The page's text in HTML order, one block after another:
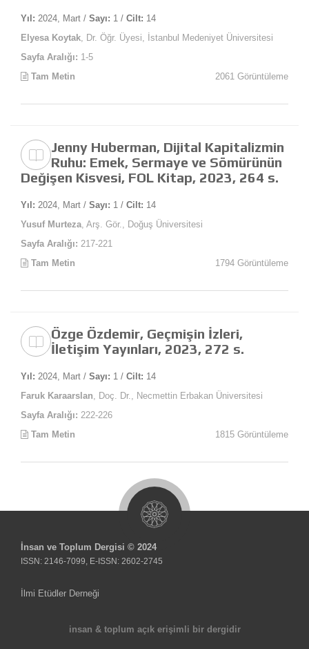
Yıl: 2024, Mart / Sayı: 1 / Cilt: 14
Elyesa Koytak, Dr. Öğr. Üyesi, İstanbul Medeniyet Üniversitesi
Sayfa Aralığı: 1-5
Tam Metin
2061 Görüntüleme
Jenny Huberman, Dijital Kapitalizmin
Ruhu: Emek, Sermaye ve Sömürünün
Değişen Kisvesi, FOL Kitap, 2023, 264 s.
Yıl: 2024, Mart / Sayı: 1 / Cilt: 14
Yusuf Murteza, Arş. Gör., Doğuş Üniversitesi
Sayfa Aralığı: 217-221
Tam Metin
1794 Görüntüleme
Özge Özdemir, Geçmişin İzleri,
İletişim Yayınları, 2023, 272 s.
Yıl: 2024, Mart / Sayı: 1 / Cilt: 14
Faruk Karaarslan, Doç. Dr., Necmettin Erbakan Üniversitesi
Sayfa Aralığı: 222-226
Tam Metin
1815 Görüntüleme
İnsan ve Toplum Dergisi © 2024
ISSN: 2146-7099, E-ISSN: 2602-2745
İlmi Etüdler Derneği
insan & toplum açık erişimli bir dergidir